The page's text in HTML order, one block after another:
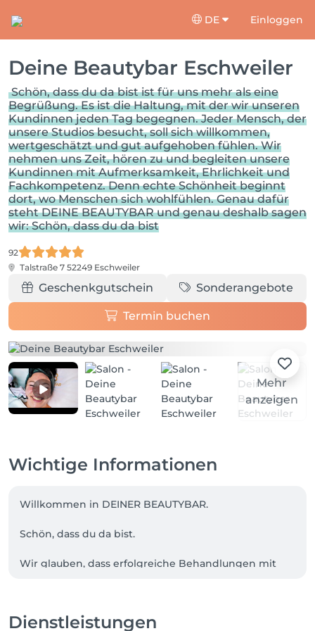
DE Einloggen
Deine Beautybar Eschweiler
Schön, dass du da bist ist für uns mehr als eine
Begrüßung. Es ist die Haltung, mit der wir unseren
Kundinnen jeden Tag begegnen. Jeder Mensch, der
unsere Studios besucht, soll sich willkommen,
wertgeschätzt und gut aufgehoben fühlen. Wir
nehmen uns Zeit, hören zu und begleiten unsere
Kundinnen mit Aufmerksamkeit, Ehrlichkeit und
Fachkompetenz. Denn echte Schönheit beginnt
dort, wo Menschen sich wohlfühlen. Genau dafür
steht DEINE BEAUTYBAR und genau deshalb sagen
wir: Schön, dass du da bist
92
Talstraße 7 52249 Eschweiler
Geschenkgutschein Sonderangebote
Termin buchen
Mehr
anzeigen
Wichtige Informationen
Willkommen in DEINER BEAUTYBAR.
Schön, dass du da bist.
Wir glauben, dass erfolgreiche Behandlungen mit
finden.
Dienstleistungen